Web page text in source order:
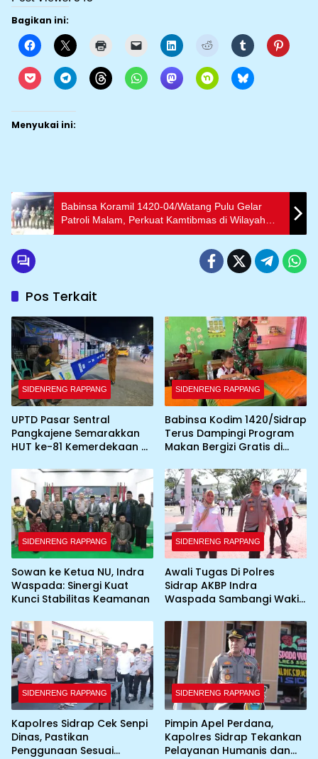
Bagikan ini:
Menyukai ini:
Babinsa Koramil 1420-04/Watang Pulu Gelar
Patroli Malam, Perkuat Kamtibmas di Wilayah
Binaan
Pos Terkait
SIDENRENG RAPPANG
UPTD Pasar Sentral
Pangkajene Semarakkan
HUT ke-81 Kemerdekaan RI
Umbul-Umbul dan
Dekorasi Merah Putih
SIDENRENG RAPPANG
Babinsa Kodim 1420/Sidrap
Terus Dampingi Program
Makan Bergizi Gratis di
SIDENRENG RAPPANG
Sowan ke Ketua NU, Indra
Waspada: Sinergi Kuat
Kunci Stabilitas Keamanan
SIDENRENG RAPPANG
Awali Tugas Di Polres
Sidrap AKBP Indra
Waspada Sambangi Wakil
SIDENRENG RAPPANG
Kapolres Sidrap Cek Senpi
Dinas, Pastikan
Penggunaan Sesuai
SIDENRENG RAPPANG
Pimpin Apel Perdana,
Kapolres Sidrap Tekankan
Pelayanan Humanis dan